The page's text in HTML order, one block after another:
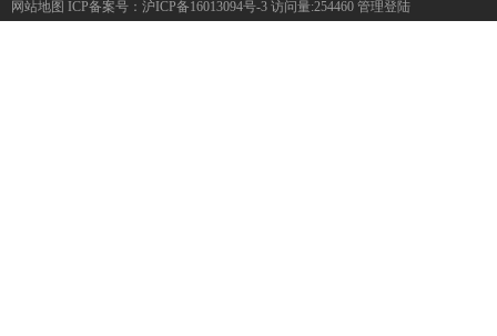
网站地图 ICP备案号： 沪ICP备16013094号-3 访问量:254460 管理登陆